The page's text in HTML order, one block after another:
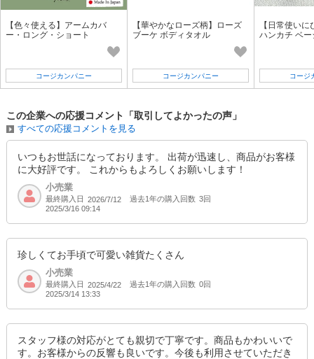
【色々使える】アームカバ
ー・ロング・ショート
コージカンパニー
【華やかなローズ柄】ローズ
ブーケ ボディタオル
コージカンパニー
【日常使い
ハンカチ ベー
コージ
この企業への応援コメント「取引してよかったの声」
すべての応援コメントを見る
いつもお世話になっております。 出荷が迅速し、商品がお客様
に大好評です。 これからもよろしくお願いします！
小売業
最終購入日 2026/7/12 過去1年の購入回数 3回
2025/3/16 09:14
珍しくてお手頃で可愛い雑貨たくさん
小売業
最終購入日 2025/4/22 過去1年の購入回数 0回
2025/3/14 13:33
スタッフ様の対応がとても親切で丁寧です。商品もかわいいで
す。お客様からの反響も良いです。今後も利用させていただき